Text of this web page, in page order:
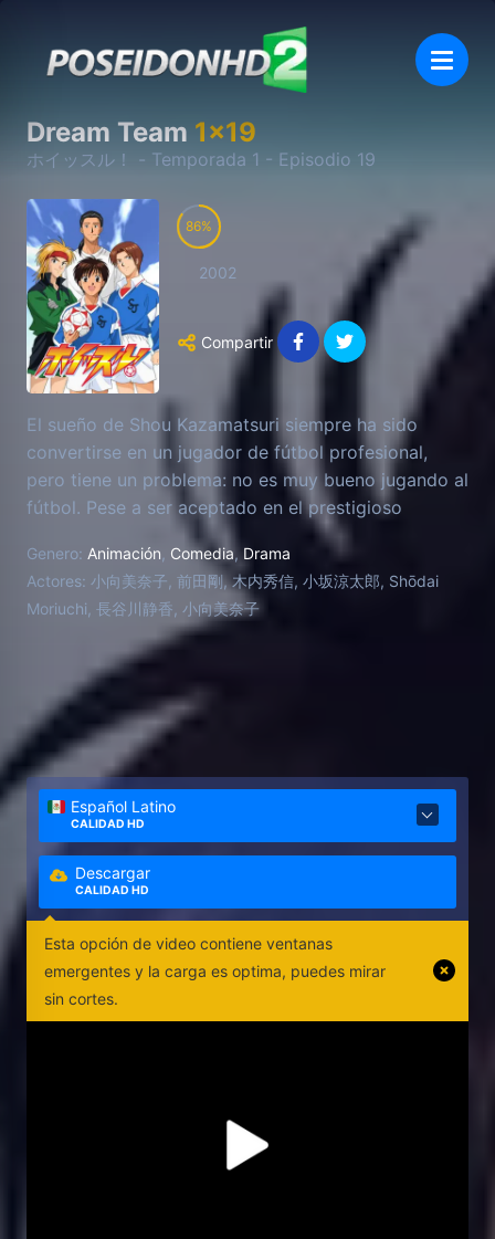
Dream Team 1x19
ホイッスル！ - Temporada 1 - Episodio 19
86
2002
Compartir
El sueño de Shou Kazamatsuri siempre ha sido
convertirse en un jugador de fútbol profesional,
pero tiene un problema: no es muy bueno jugando al
fútbol. Pese a ser aceptado en el prestigioso
instituto Musashi no Mori, conocido por su equipo
de fútbol de primera clase, nunca le han dejado
jugar y ha tenido que conformarse con ser un simple
reserva. Después de transferirse al instituto Sakura
Jousui, finalmente puede jugar al fútbol. Ahora, con
la ayuda de sus nuevos amigos y compañeros de
equipo, su fuerte determinación y un montón de
esfuerzo, podrá mejorar sus habilidades
futbolísticas para así alcanzar su sueño.
Genero: Animación Comedia, Drama
Actores: 小向美奈子, 前田剛, 木内秀信, 小坂涼太郎, Shōdai
Moriuchi, 長谷川静香, 小向美奈子
Español Latino
CALIDAD HD
Descargar
CALIDAD HD
Esta opción de video contiene ventanas
emergentes y la carga es optima, puedes mirar
sin cortes.